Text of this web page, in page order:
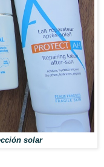
solar